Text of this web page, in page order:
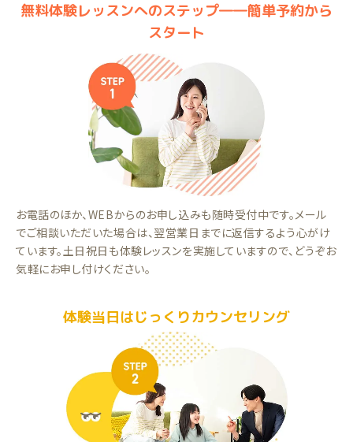
無料体験レッスンへのステップ――簡単予約から
スタート
お電話のほか、WEBからのお申し込みも随時受付中です。メール
でご相談いただいた場合は、翌営業日までに返信するよう心がけ
ています。土日祝日も体験レッスンを実施していますので、どうぞお
気軽にお申し付けください。
体験当日はじっくりカウンセリング